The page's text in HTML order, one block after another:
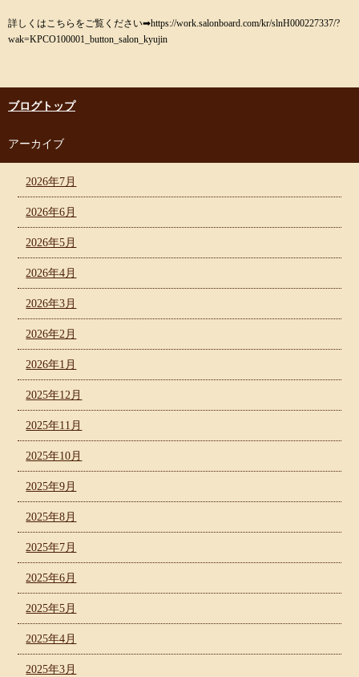
詳しくはこちらをご覧ください➡︎https://work.salonboard.com/kr/slnH000227337/?
wak=KPCO100001_button_salon_kyujin
ブログトップ
アーカイブ
2026年7月
2026年6月
2026年5月
2026年4月
2026年3月
2026年2月
2026年1月
2025年12月
2025年11月
2025年10月
2025年9月
2025年8月
2025年7月
2025年6月
2025年5月
2025年4月
2025年3月